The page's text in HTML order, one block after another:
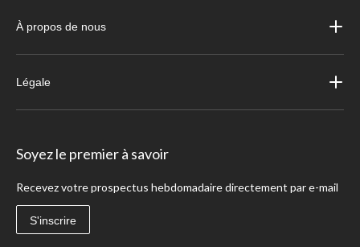
À propos de nous
Légale
Soyez le premier à savoir
Recevez votre prospectus hebdomadaire directement par e-mail
S'inscrire